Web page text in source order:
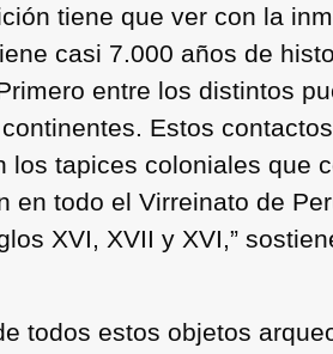
tiene que ver con la
casi 7.000 años de
entre los distintos
Estos
tapices coloniales que
todo el Virreinato de
XVI, XVII y XVI,”
todos estos objetos